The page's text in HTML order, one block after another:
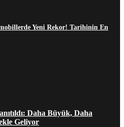
Yeni Rekor! Tarihinin En
Daha Büyük, Daha
Geliyor